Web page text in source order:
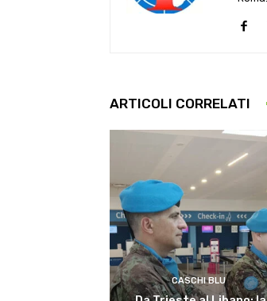
ARTICOLI CORRELATI
CASCHI BLU